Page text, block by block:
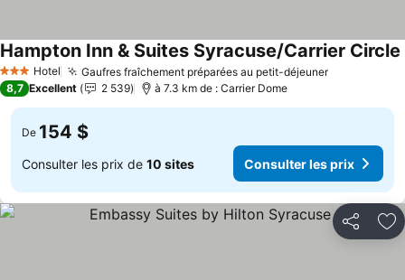
3 ÉtoilesHotel Gaufres fraîchement préparées au petit-déjeunerConsulter
Hampton Inn & Suites Syracuse/Carrier Circle
8,7 Excellent 2 539 à 7.3 km de : Carrier Dome
De 154 $
Consulter les prix de 10 sites Consulter les prix
Partager